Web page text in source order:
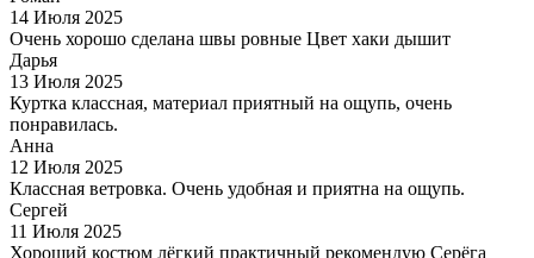
14 Июля 2025
Очень хорошо сделана швы ровные Цвет хаки дышит
Дарья
13 Июля 2025
Куртка классная, материал приятный на ощупь, очень
понравилась.
Анна
12 Июля 2025
Классная ветровка. Очень удобная и приятна на ощупь.
Сергей
11 Июля 2025
Хороший костюм лёгкий практичный рекомендую Серёга